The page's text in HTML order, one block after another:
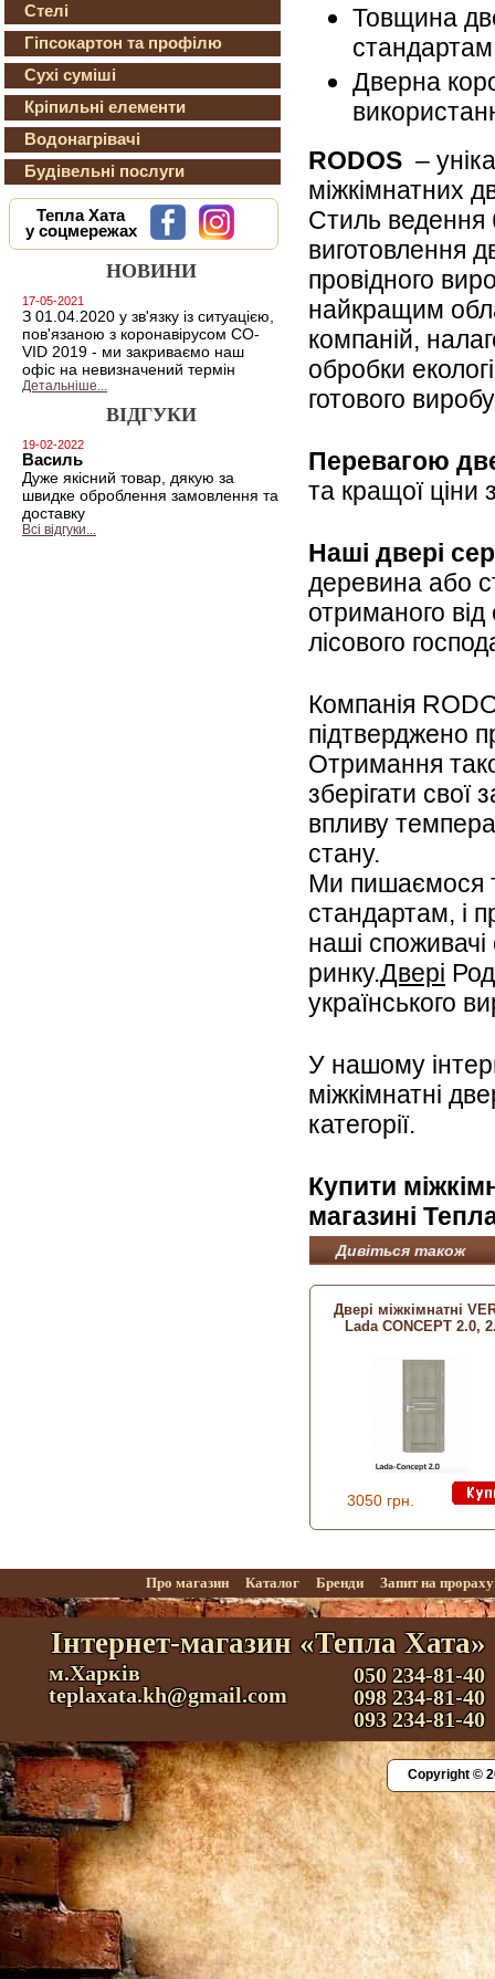
Стелі
Гіпсокартон та профілю
Сухі суміші
Кріпильні елементи
Водонагрівачі
Будівельні послуги
Тепла Хата
у соцмережах
НОВИНИ
17-05-2021
З 01.04.2020 у зв'язку із ситуацією,
пов'язаною з коронавірусом CO-
VID 2019 - ми закриваємо наш
офіс на невизначений термін
Детальніше...
ВІДГУКИ
19-02-2022
Василь
Дуже якісний товар, дякую за
швидке оброблення замовлення та
доставку
Всі відгуки...
Товщина
Дверна
RODOS –
міжкімнатних
Стиль ведення
виготовлення
провідного
найкращим
компаній,
обробки
готового
Перевагою
та кращої ціни
Наші двері
деревина або
отриманого від
лісового
Компанія
підтверджено
Отримання
зберігати свої
впливу
стану.
Ми пишаємося
стандартам, і
наші
ринку.Двері
українського
У нашому
міжкімнатні
категорії.
Купити
магазині
Дивіться також
Двері міжкімнатні
Lada CONCEPT 2.0,
3050 грн.
Про магазин Каталог Бренди Запит на
Інтернет-магазин «Тепла Хата»
м.Харків
teplaxata.kh@gmail.com
050 234-81-40
098 234-81-40
093 234-81-40
Copyright ©